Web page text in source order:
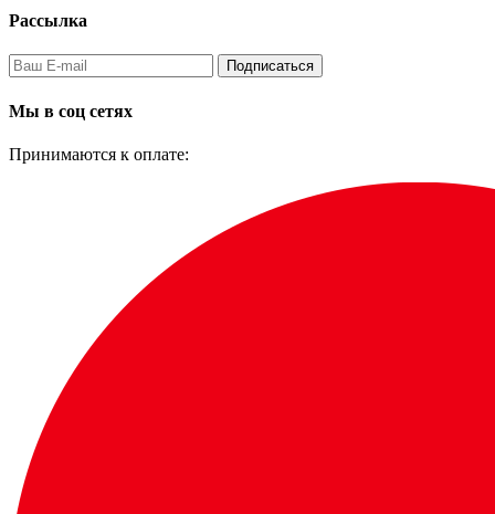
Рассылка
Подписаться
Мы в соц сетях
Принимаются к оплате: